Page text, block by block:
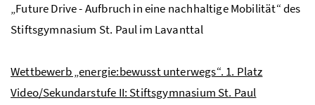
„Future Drive - Aufbruch in eine nachhaltige Mobilität“ des
Stiftsgymnasium St. Paul im Lavanttal
Wettbewerb „energie:bewusst unterwegs“. 1. Platz
Video/Sekundarstufe II: Stiftsgymnasium St. Paul